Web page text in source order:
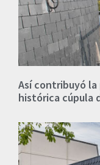
Así contribuyó
histórica cúpula